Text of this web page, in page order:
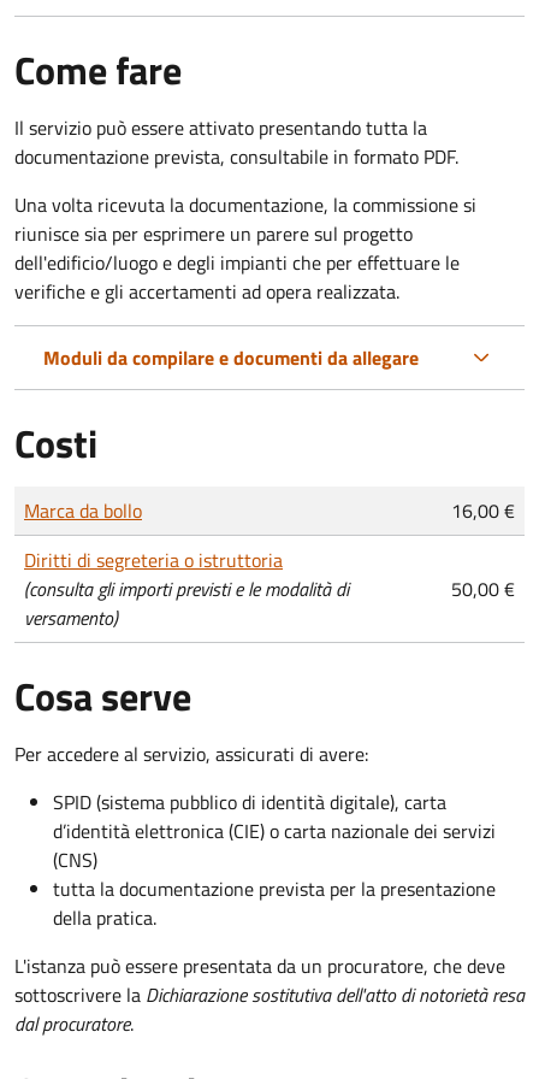
Come fare
Il servizio può essere attivato presentando tutta la
documentazione prevista, consultabile in formato PDF.
Una volta ricevuta la documentazione, la commissione si
riunisce sia per esprimere un parere sul progetto
dell'edificio/luogo e degli impianti che per effettuare le
verifiche e gli accertamenti ad opera realizzata.
Moduli da compilare e documenti da allegare
Costi
Tipo di pagamento
Importo
Marca da bollo
16,00 €
Diritti di segreteria o istruttoria
(consulta gli importi previsti e le modalità di
versamento)
50,00 €
Cosa serve
Per accedere al servizio, assicurati di avere:
SPID (sistema pubblico di identità digitale), carta
d’identità elettronica (CIE) o carta nazionale dei servizi
(CNS)
tutta la documentazione prevista per la presentazione
della pratica.
L'istanza può essere presentata da un procuratore, che deve
sottoscrivere la Dichiarazione sostitutiva dell'atto di notorietà resa
dal procuratore.